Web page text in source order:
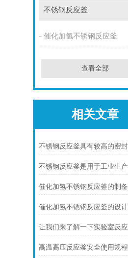
不锈钢反应釜
催化加氢不锈钢反应釜
查看全部
相关文章
高温高压反应釜安全使用规程